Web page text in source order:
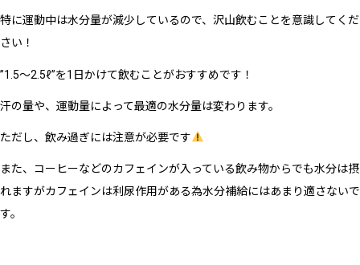
特に運動中は水分量が減少しているので、沢山飲むことを意識してくだ
さい！
”1.5〜2.5ℓ”を1日かけて飲むことがおすすめです！
汗の量や、運動量によって最適の水分量は変わります。
ただし、飲み過ぎには注意が必要です
また、コーヒーなどのカフェインが入っている飲み物からでも水分は摂
れますがカフェインは利尿作用がある為水分補給にはあまり適さないで
す。